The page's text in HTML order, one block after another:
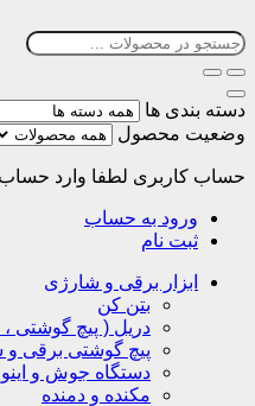
دسته بندی ها
وضعیت محصول
حساب کاربری لطفا وارد
ورود به حساب
ثبت نام
ابزار برقی و شارژی
بتن کن
دریل ( پیچ گوشتی
پیچ گوشتی برقی
دستگاه جوش و
مکنده و دمنده